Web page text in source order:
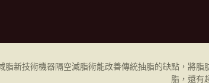
脂新技術機器隔空減脂術能改善傳統抽脂的缺點，將脂
脂，還有